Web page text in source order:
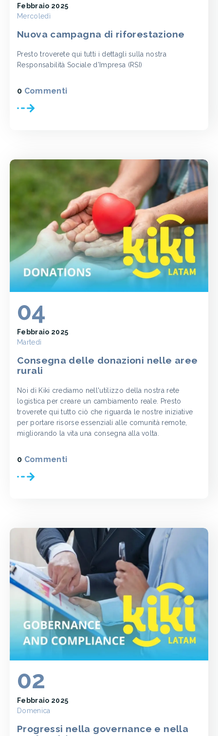
Febbraio 2025
Mercoledì
Nuova campagna di riforestazione
Presto troverete qui tutti i dettagli sulla nostra
Responsabilità Sociale d'Impresa (RSI)
0 Commenti
04
Febbraio 2025
Martedì
Consegna delle donazioni nelle aree
rurali
Noi di Kiki crediamo nell'utilizzo della nostra rete
logistica per creare un cambiamento reale. Presto
troverete qui tutto ciò che riguarda le nostre iniziative
per portare risorse essenziali alle comunità remote,
migliorando la vita una consegna alla volta.
0 Commenti
02
Febbraio 2025
Domenica
Progressi nella governance e nella